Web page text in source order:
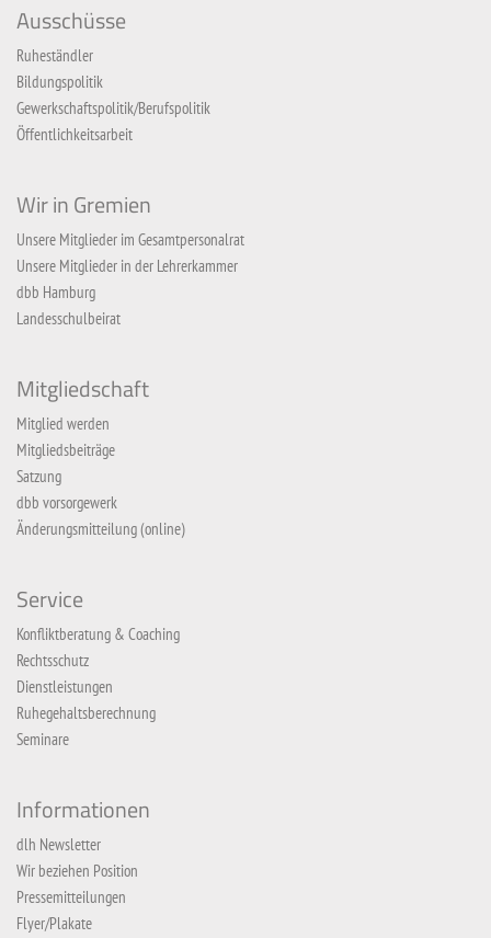
Ausschüsse
Ruheständler
Bildungspolitik
Gewerkschaftspolitik/Berufspolitik
Öffentlichkeitsarbeit
Wir in Gremien
Unsere Mitglieder im Gesamtpersonalrat
Unsere Mitglieder in der Lehrerkammer
dbb Hamburg
Landesschulbeirat
Mitgliedschaft
Mitglied werden
Mitgliedsbeiträge
Satzung
dbb vorsorgewerk
Änderungsmitteilung (online)
Service
Konfliktberatung & Coaching
Rechtsschutz
Dienstleistungen
Ruhegehaltsberechnung
Seminare
Informationen
dlh Newsletter
Wir beziehen Position
Pressemitteilungen
Flyer/Plakate